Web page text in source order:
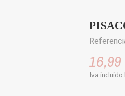
Iva incluido